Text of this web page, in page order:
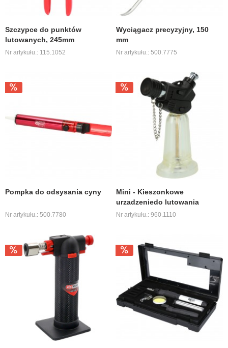
Szczypce do punktów
lutowanych, 245mm
Nr artykułu.: 115.1052
Wyciągacz precyzyjny, 150
mm
Nr artykułu.: 500.7775
Pompka do odsysania cyny
Nr artykułu.: 500.7780
Mini - Kieszonkowe
urzadzeniedo lutowania
Nr artykułu.: 960.1110